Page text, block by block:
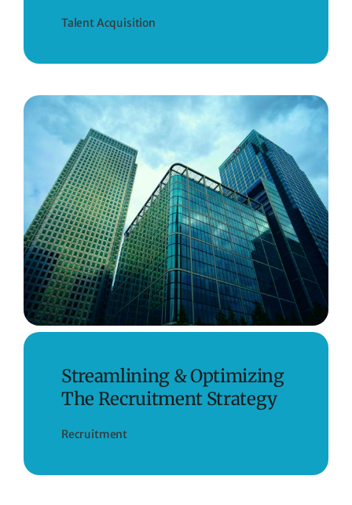
Talent Acquisition
Streamlining & Optimizing
The Recruitment Strategy
Recruitment